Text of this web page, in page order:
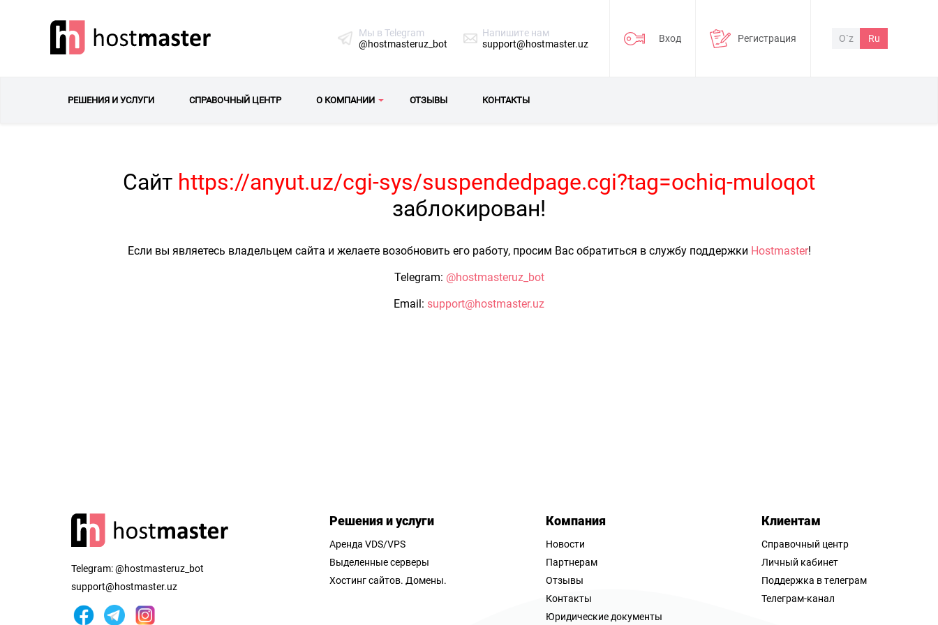
Мы в Telegram
@hostmasteruz_bot
Напишите нам
support@hostmaster.uz
Вход Регистрация O`z Ru
РЕШЕНИЯ И УСЛУГИ СПРАВОЧНЫЙ ЦЕНТР О КОМПАНИИ ОТЗЫВЫ КОНТАКТЫ
Сайт https://anyut.uz/cgi-sys/suspendedpage.cgi?tag=ochiq-muloqot
заблокирован!
Если вы являетесь владельцем сайта и желаете возобновить его работу, просим Вас обратиться в службу поддержки Hostmaster!
Telegram: @hostmasteruz_bot
Email: support@hostmaster.uz
Telegram:@hostmasteruz_bot
support@hostmaster.uz
Решения и услуги
Аренда VDS/VPS
Выделенные серверы
Хостинг сайтов. Домены.
Компания
Новости
Партнерам
Отзывы
Контакты
Юридические документы
Клиентам
Справочный центр
Личный кабинет
Поддержка в телеграм
Телеграм-канал